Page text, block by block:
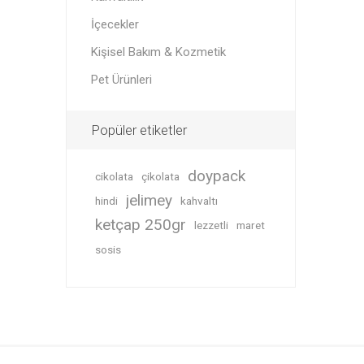
İçecekler
Kişisel Bakım & Kozmetik
Pet Ürünleri
Popüler etiketler
cikolata çikolata doypack
hindi jelimey kahvaltı
ketçap 250gr lezzetli
maret
sosis